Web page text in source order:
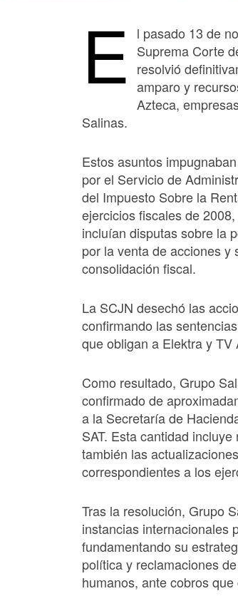
E
l pasado 13 de
Suprema Corte
resolvió
amparo y
Azteca,
Salinas.
Estos asuntos
por el Servicio de
del Impuesto Sobre la
ejercicios fiscales de
incluían disputas sobre la
por la venta de acciones y
consolidación fiscal.
La SCJN desechó las
confirmando las
que obligan a Elektra y TV
Como resultado, Grupo
confirmado de
a la Secretaría de
SAT. Esta cantidad
también las
correspondientes a los
Tras la resolución, Grupo
instancias internacionales
fundamentando su
política y reclamaciones
humanos, ante cobros